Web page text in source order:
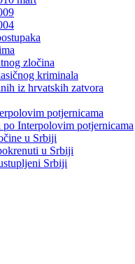
zločina
kriminala
iz hrvatskih zatvora
potjernicama
po Interpolovim potjernicama
u Srbiji
u Srbiji
Srbiji